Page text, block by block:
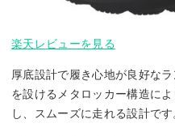
楽天レビューを見る
厚底設計で履き心地が良好な
を設けるメタロッカー構造に
し、スムーズに走れる設計です